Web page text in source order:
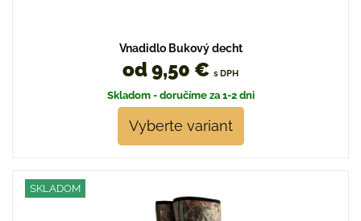
Vnadidlo Bukový decht
od 9,50 € s DPH
Skladom - doručíme za 1-2 dni
Vyberte variant
SKLADOM